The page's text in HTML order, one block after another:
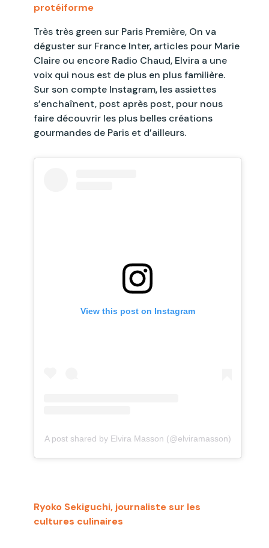
protéiforme
Très très green sur Paris Première, On va
déguster sur France Inter, articles pour Marie
Claire ou encore Radio Chaud, Elvira a une
voix qui nous est de plus en plus familière.
Sur son compte Instagram, les assiettes
s’enchaînent, post après post, pour nous
faire découvrir les plus belles créations
gourmandes de Paris et d’ailleurs.
View this post on Instagram
A post shared by Elvira Masson (@elviramasson)
Ryoko Sekiguchi, journaliste sur les
cultures culinaires